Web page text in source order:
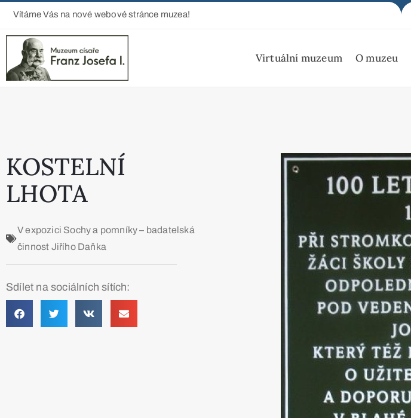
Vítáme Vás na nové webové stránce muzea!
Virtuální muzeum O muzeu
KOSTELNÍ
LHOTA
V expozici Sochy a pomníky – badatelská
činnost Jiřího Daňka
Sdílet na sociálních sítích: